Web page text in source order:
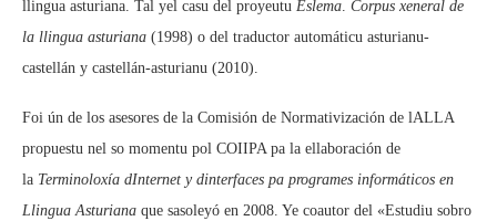
llingua asturiana. Tal yel casu del proyeutu Eslema. Corpus xeneral de
la llingua asturiana (1998) o del traductor automáticu asturianu-
castellán y castellán-asturianu (2010).
Foi ún de los asesores de la Comisión de Normativización de lALLA
propuestu nel so momentu pol COIIPA pa la ellaboración de
la Terminoloxía dInternet y dinterfaces pa programes informáticos en
Llingua Asturiana que sasoleyó en 2008. Ye coautor del «Estudiu sobro